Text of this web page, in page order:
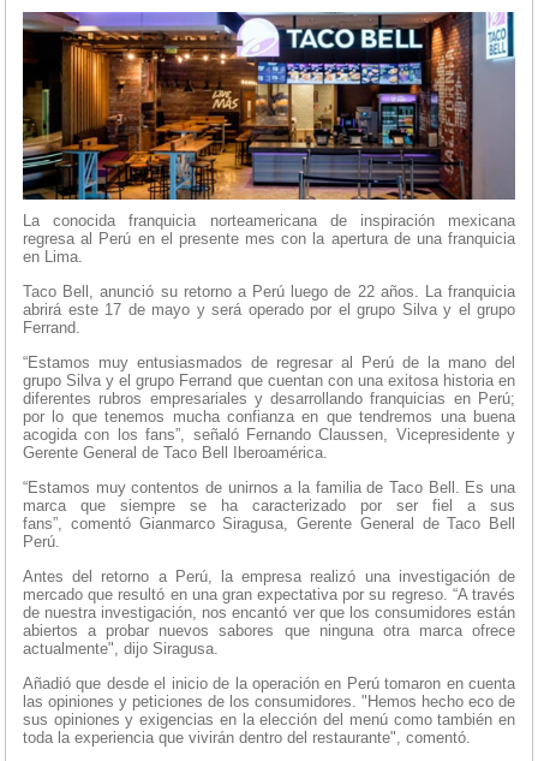
La conocida franquicia norteamericana de inspiración mexicana
regresa al Perú en el presente mes con la apertura de una franquicia
en Lima.
Taco Bell, anunció su retorno a Perú luego de 22 años. La franquicia
abrirá este 17 de mayo y será operado por el grupo Silva y el grupo
Ferrand.
“Estamos muy entusiasmados de regresar al Perú de la mano del
grupo Silva y el grupo Ferrand que cuentan con una exitosa historia en
diferentes rubros empresariales y desarrollando franquicias en Perú;
por lo que tenemos mucha confianza en que tendremos una buena
acogida con los fans”, señaló Fernando Claussen, Vicepresidente y
Gerente General de Taco Bell Iberoamérica.
“Estamos muy contentos de unirnos a la familia de Taco Bell. Es una
marca que siempre se ha caracterizado por ser fiel a sus
fans”, comentó Gianmarco Siragusa, Gerente General de Taco Bell
Perú.
Antes del retorno a Perú, la empresa realizó una investigación de
mercado que resultó en una gran expectativa por su regreso. “A través
de nuestra investigación, nos encantó ver que los consumidores están
abiertos a probar nuevos sabores que ninguna otra marca ofrece
actualmente", dijo Siragusa.
Añadió que desde el inicio de la operación en Perú tomaron en cuenta
las opiniones y peticiones de los consumidores. "Hemos hecho eco de
sus opiniones y exigencias en la elección del menú como también en
toda la experiencia que vivirán dentro del restaurante", comentó.